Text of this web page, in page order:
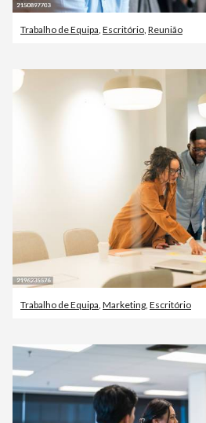
Trabalho de Equipa, Escritório, Reunião
Trabalho de Equipa Marketing Escritório